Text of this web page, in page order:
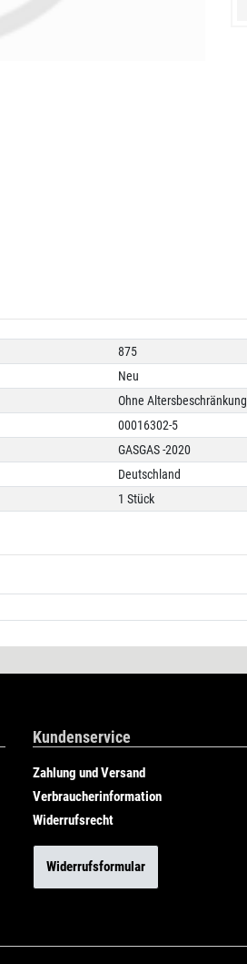
875
Neu
Ohne Altersbeschränkung
00016302-5
GASGAS -2020
Deutschland
1 Stück
Kundenservice
Zahlung und Versand
Verbraucherinformation
Widerrufsrecht
Widerrufsformular